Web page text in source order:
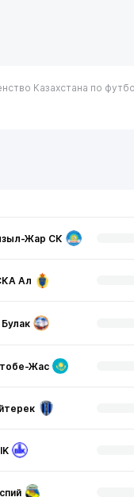
Казахстана по
Жар СК
Ал
Жас